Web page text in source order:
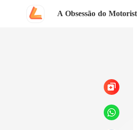
A Obsessão do